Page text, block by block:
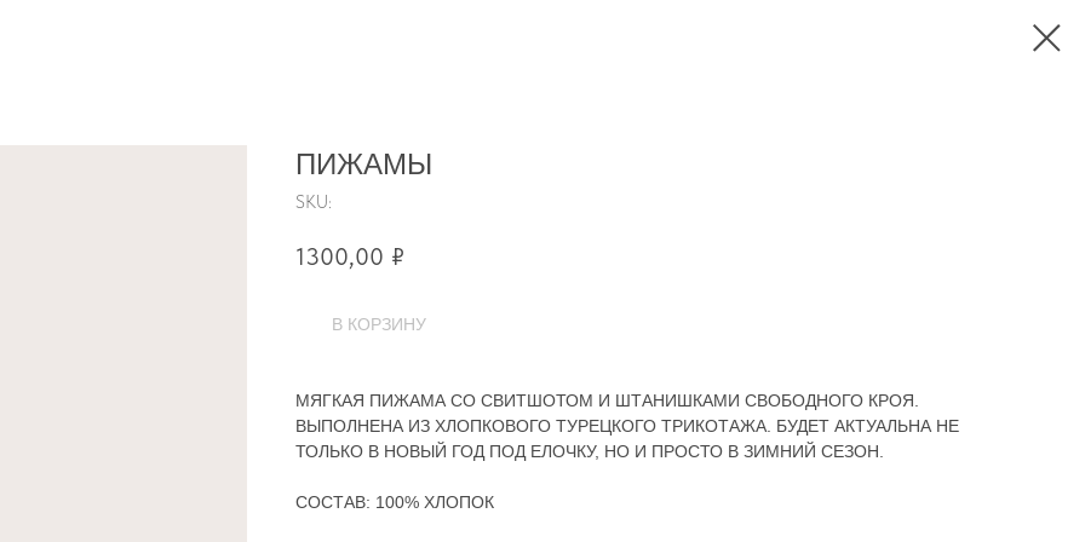
ПИЖАМЫ
SKU:
1300,00 ₽
В КОРЗИНУ
МЯГКАЯ ПИЖАМА СО СВИТШОТОМ И ШТАНИШКАМИ СВОБОДНОГО КРОЯ.
ВЫПОЛНЕНА ИЗ ХЛОПКОВОГО ТУРЕЦКОГО ТРИКОТАЖА. БУДЕТ АКТУАЛЬНА НЕ
ТОЛЬКО В НОВЫЙ ГОД ПОД ЕЛОЧКУ, НО И ПРОСТО В ЗИМНИЙ СЕЗОН.
СОСТАВ: 100% ХЛОПОК